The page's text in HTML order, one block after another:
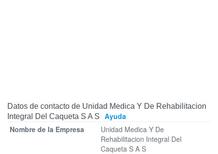
Datos de contacto de Unidad Medica Y De Rehabilitacion
Integral Del Caqueta S A S
Ayuda
Unidad Medica Y De
Rehabilitacion Integral Del
Caqueta S A S